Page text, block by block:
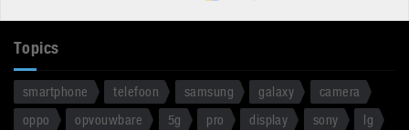
Topics
smartphone telefoon samsung galaxy
camera
oppo
opvouwbare 5g pro display sony
lg